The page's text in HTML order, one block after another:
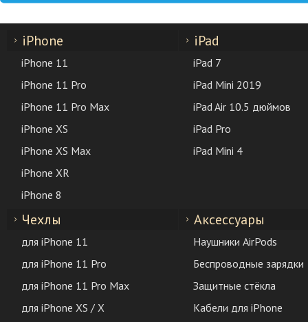
iPhone
iPhone 11
iPhone 11 Pro
iPhone 11 Pro Max
iPhone XS
iPhone XS Max
iPhone XR
iPhone 8
iPad
iPad 7
iPad Mini 2019
iPad Air 10.5 дюймов
iPad Pro
iPad Mini 4
Чехлы
для iPhone 11
для iPhone 11 Pro
для iPhone 11 Pro Max
для iPhone XS / X
Аксессуары
Наушники AirPods
Беспроводные зарядки
Защитные стёкла
Кабели для iPhone